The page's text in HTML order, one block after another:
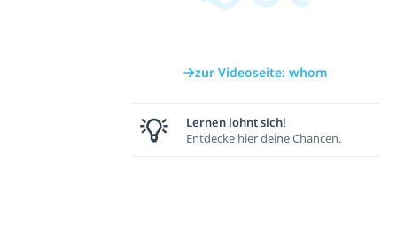
zur Videoseite: whom
Lernen lohnt sich!
Entdecke hier deine Chancen.